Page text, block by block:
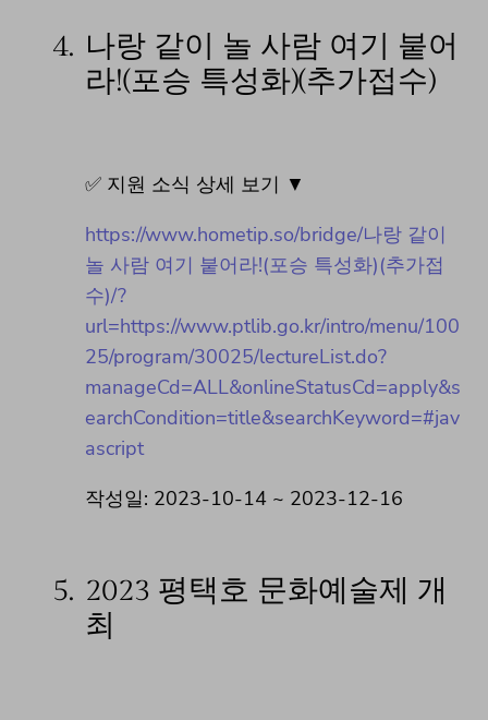
4. 나랑 같이 놀 사람 여기 붙어
라!(포승 특성화)(추가접수)
✅ 지원 소식 상세 보기 ▼
https://www.hometip.so/bridge/나랑 같이
놀 사람 여기 붙어라!(포승 특성화)(추가접
수)/?
url=https://www.ptlib.go.kr/intro/menu/100
25/program/30025/lectureList.do?
manageCd=ALL&onlineStatusCd=apply&s
earchCondition=title&searchKeyword=#jav
ascript
작성일: 2023-10-14 ~ 2023-12-16
5. 2023 평택호 문화예술제 개
최